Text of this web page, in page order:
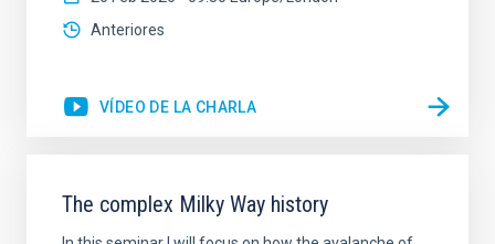
Anteriores
VÍDEO DE LA CHARLA
The complex Milky Way history